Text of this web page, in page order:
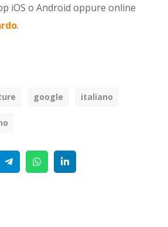
iOS o Android oppure online
.
google italiano
TelegramWhatsApp